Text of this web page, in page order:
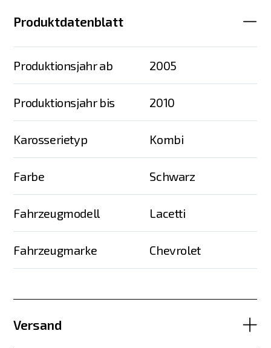
Produktdatenblatt
Produktionsjahr ab 2005
Produktionsjahr bis 2010
Karosserietyp Kombi
Farbe Schwarz
Fahrzeugmodell Lacetti
Fahrzeugmarke Chevrolet
Versand